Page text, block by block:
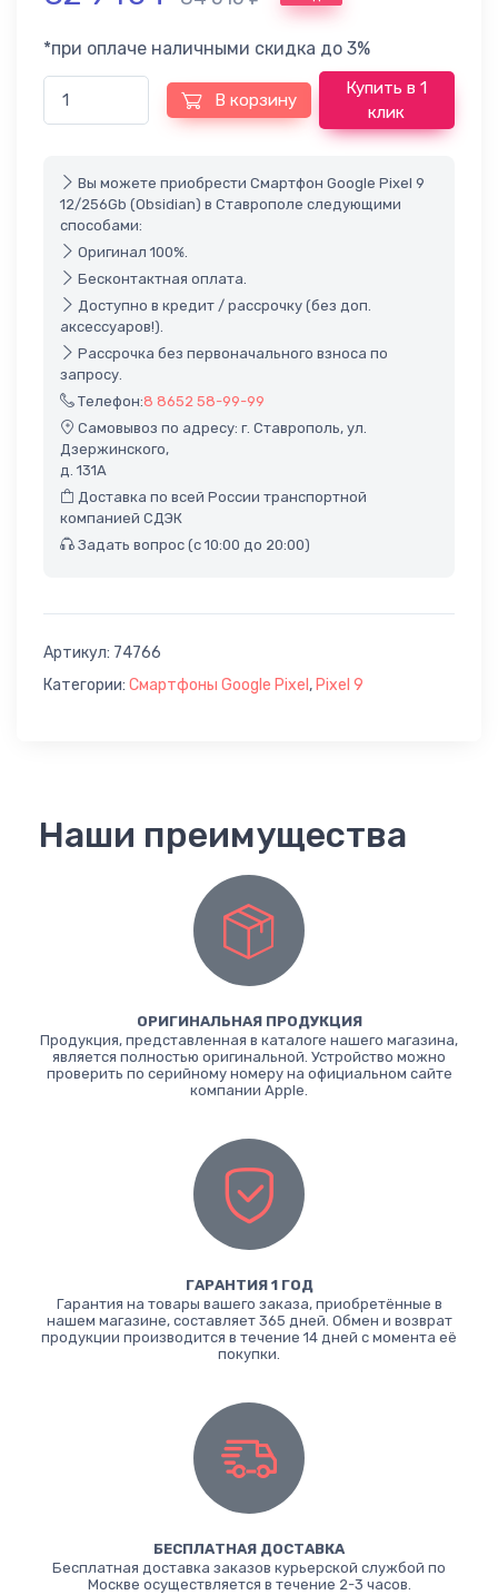
*при оплаче наличными скидка до 3%
В корзину
Купить в 1
клик
Вы можете приобрести Смартфон Google Pixel 9
12/256Gb (Obsidian) в Ставрополе следующими
способами:
Оригинал 100%.
Бесконтактная оплата.
Доступно в кредит / рассрочку (без доп.
аксессуаров!).
Рассрочка без первоначального взноса по
запросу.
Телефон:8 8652 58-99-99
Самовывоз по адресу: г. Ставрополь, ул.
Дзержинского,
д. 131А
Доставка по всей России транспортной
компанией СДЭК
Задать вопрос (с 10:00 до 20:00)
Артикул: 74766
Категории: Смартфоны Google Pixel , Pixel 9
Наши преимущества
ОРИГИНАЛЬНАЯ ПРОДУКЦИЯ
Продукция, представленная в каталоге нашего магазина,
является полностью оригинальной. Устройство можно
проверить по серийному номеру на официальном сайте
компании Apple.
ГАРАНТИЯ 1 ГОД
Гарантия на товары вашего заказа, приобретённые в
нашем магазине, составляет 365 дней. Обмен и возврат
продукции производится в течение 14 дней с момента её
покупки.
БЕСПЛАТНАЯ ДОСТАВКА
Бесплатная доставка заказов курьерской службой по
Москве осуществляется в течение 2-3 часов.